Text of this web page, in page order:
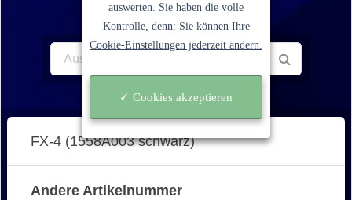
FX-4 (1558A003 schwarz)
Andere Artikelnummer
auswerten. Sie haben die volle
Kontrolle, denn: Sie können Ihre
Cookie-Einstellungen jederzeit ändern.
✓ Cookies akzeptieren